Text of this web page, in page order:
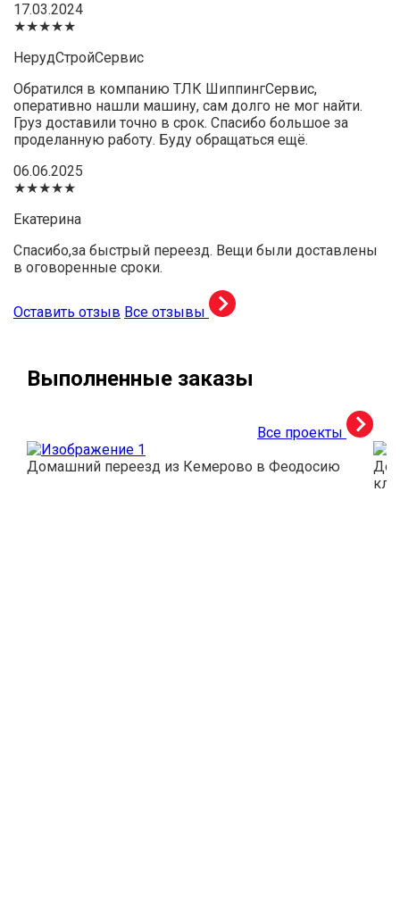
17.03.2024
★★★★★
НерудСтройСервис
Обратился в компанию ТЛК ШиппингСервис,
оперативно нашли машину, сам долго не мог найти.
Груз доставили точно в срок. Спасибо большое за
проделанную работу. Буду обращаться ещё.
06.06.2025
★★★★★
Екатерина
Спасибо,за быстрый переезд. Вещи были доставлены
в оговоренные сроки.
Оставить отзыв Все отзывы
Выполненные заказы
Все проекты
Домашний переезд из Кемерово в Феодосию